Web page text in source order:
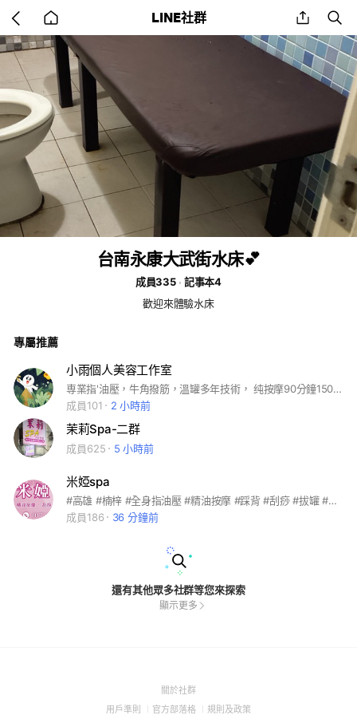
back
to
home
LINE社群 share
台南永康大武街水床💕
成員335
記事本4
歡迎來體驗水床
專屬推薦
小雨個人美容工作室
専業指'油壓，牛角撥筋，溫罐多年技術， 纯按摩90分鐘1500元。 120分鐘1800元。 私密保養80分1700元， 120分2300元 歡迎有空預約。 9：00-22：00 在靠近後驛捷運站，隔壁街有停車場。 😛🥰加賴預約😍😍亅
成員101
2 小時前
茉莉Spa-二群
成員625 5 小時前
米婭spa
#高雄 #楠梓 #全身指油壓 #精油按摩 #踩背 #刮痧 #拔罐 #芳療 #spa
成員186
36 分鐘前
還有其他眾多社群等您來探索
顯示更多
關於社群(Open
用戶準則 (Open
官方部落格 (Open
規則及政策(Open